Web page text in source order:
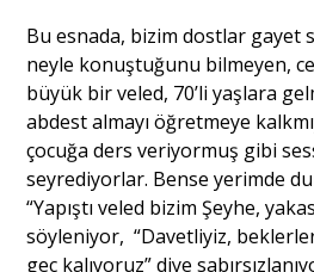
Bu esnada, bizim dostlar gayet
neyle konuştuğunu bilmeyen,
büyük bir veled, 70’li yaşlara
abdest almayı öğretmeye
çocuğa ders veriyormuş gibi
seyrediyorlar. Bense yerimde
“Yapıştı veled bizim Şeyhe,
söyleniyor, “Davetliyiz,
geç kalıyoruz” diye